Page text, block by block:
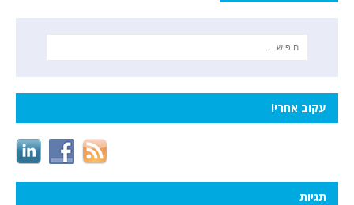
עקוב אחרי!
תגיות